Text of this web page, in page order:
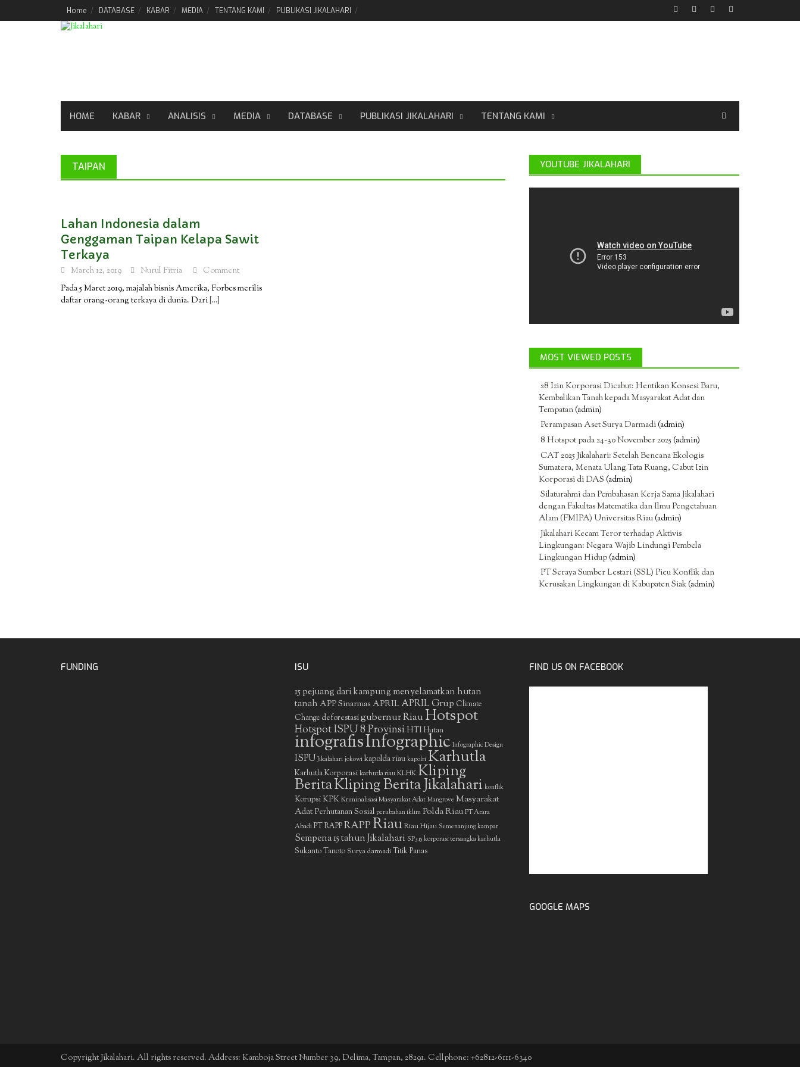
Home DATABASE KABAR MEDIA TENTANG KAMI PUBLIKASI JIKALAHARI
HOME KABAR ANALISIS MEDIA DATABASE PUBLIKASI JIKALAHARI TENTANG KAMI
TAIPAN
Lahan Indonesia dalam
Genggaman Taipan Kelapa Sawit
Terkaya
March 12, 2019 Nurul Fitria
Comment
Pada 5 Maret 2019, majalah bisnis Amerika, Forbes merilis
daftar orang-orang terkaya di dunia. Dari […]
YOUTUBE JIKALAHARI
MOST VIEWED POSTS
28 Izin Korporasi Dicabut: Hentikan Konsesi Baru,
Kembalikan Tanah kepada Masyarakat Adat dan
Tempatan(admin)
Perampasan Aset Surya Darmadi(admin)
8 Hotspot pada 24-30 November 2025(admin)
CAT 2025 Jikalahari: Setelah Bencana Ekologis
Sumatera, Menata Ulang Tata Ruang, Cabut Izin
Korporasi di DAS (admin)
Silaturahmi dan Pembahasan Kerja Sama Jikalahari
dengan Fakultas Matematika dan Ilmu Pengetahuan
Alam (FMIPA) Universitas Riau(admin)
Jikalahari Kecam Teror terhadap Aktivis
Lingkungan: Negara Wajib Lindungi Pembela
Lingkungan Hidup(admin)
PT Seraya Sumber Lestari (SSL) Picu Konflik dan
Kerusakan Lingkungan di Kabupaten Siak(admin)
FUNDING ISU
15 pejuang dari kampung menyelamatkan hutan
tanah APP Sinarmas APRIL APRIL Grup Climate
Change deforestasigubernur RiauHotspot
Hotspot ISPU 8 ProvinsiHTIHutan
infografisInfographic Infographic Design
ISPU Jikalahari jokowi kapolda riau kapolri Karhutla
Karhutla Korporasi karhutla riau KLHKKliping
BeritaKliping Berita Jikalahari konflik
Korupsi KPK Kriminalisasi Masyarakat Adat Mangrove Masyarakat
AdatPerhutanan Sosial perubahan iklim Polda Riau PT Arara
Abadi PT RAPPRAPPRiauRiau Hijau Semenanjung kampar
Sempena 15 tahun Jikalahari SP3 15 korporasi tersangka karhutla
Sukanto Tanoto Surya darmadiTitik Panas
FIND US ON FACEBOOK
GOOGLE MAPS
Copyright Jikalahari. All rights reserved. Address: Kamboja Street Number 39, Delima, Tampan, 28291. Cellphone: +62812-6111-6340